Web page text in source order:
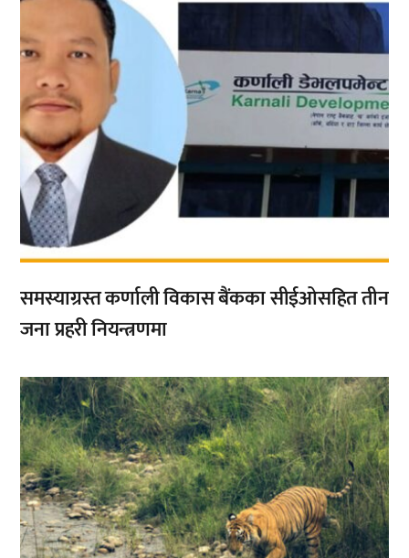
समस्याग्रस्त कर्णाली विकास बैंकका सीईओसहित तीन
जना प्रहरी नियन्त्रणमा
,